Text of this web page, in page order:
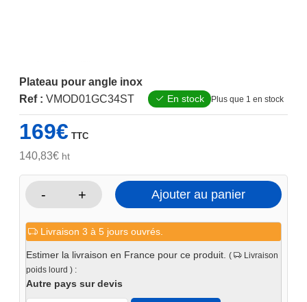
Plateau pour angle inox
Ref : VMOD01GC34ST En stock Plus que 1 en stock
169€ TTC
140,83€ht
-
quantité
Plateau
pour
angle
inox
+ Ajouter au panier
Livraison 3 à 5 jours ouvrés.
Estimer la livraison en France pour ce produit. (
Livraison
poids lourd ) :
Autre pays sur devis